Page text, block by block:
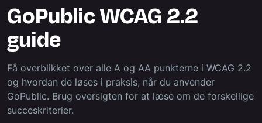
GoPublic WCAG 2.2
guide
Få overblikket over alle A og AA punkterne i WCAG 2.2
og hvordan de løses i praksis, når du anvender
GoPublic. Brug oversigten for at læse om de forskellige
succeskriterier.